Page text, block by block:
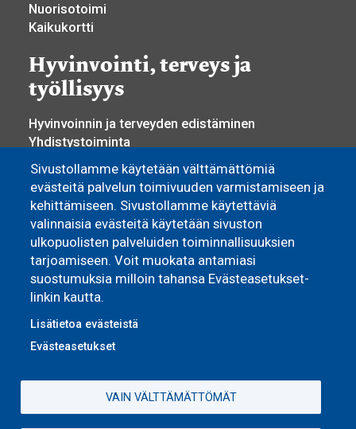
Sivustollamme käytetään välttämättömiä
evästeitä palvelun toimivuuden varmistamiseen ja
kehittämiseen. Sivustollamme käytettäviä
valinnaisia evästeitä käytetään sivuston
ulkopuolisten palveluiden toiminnallisuuksien
tarjoamiseen. Voit muokata antamiasi
suostumuksia milloin tahansa Evästeasetukset-
linkin kautta.
Lisätietoa evästeistä
Evästeasetukset
VAIN VÄLTTÄMÄTTÖMÄT
Nuorisotoimi
Kaikukortti
Hyvinvointi, terveys ja
työllisyys
Hyvinvoinnin ja terveyden edistäminen
Yhdistystoiminta
Osallisuus ja vaikuttaminen
Sosiaali- ja terveyspalvelut
Työllisyyspalvelut
Yrittäjyys ja elinkeino
Asuminen
Pyhännän Monitoimitalo
Omakoti- ja vapaa-ajan asuminen
Vuokra-asunnot